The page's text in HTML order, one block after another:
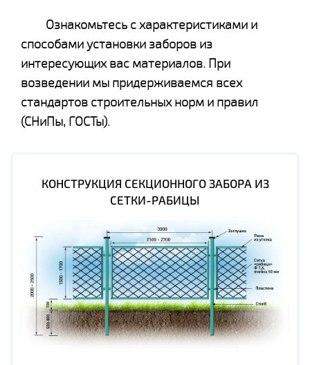
Ознакомьтесь с характеристиками и
способами установки заборов из
интересующих вас материалов. При
возведении мы придерживаемся всех
стандартов строительных норм и правил
(СНиПы, ГОСТы).
КОНСТРУКЦИЯ СЕКЦИОННОГО ЗАБОРА ИЗ
СЕТКИ-РАБИЦЫ